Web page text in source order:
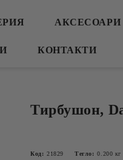
АКСЕСОАРИ
КОНТАКТИ
Тирбушон,
Код: 21829 Тегло: 0.200 кг